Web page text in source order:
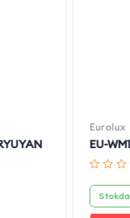
Eurolux
EU-